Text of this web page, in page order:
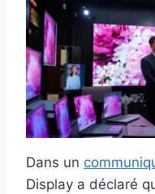
Dans un
Display a déclaré